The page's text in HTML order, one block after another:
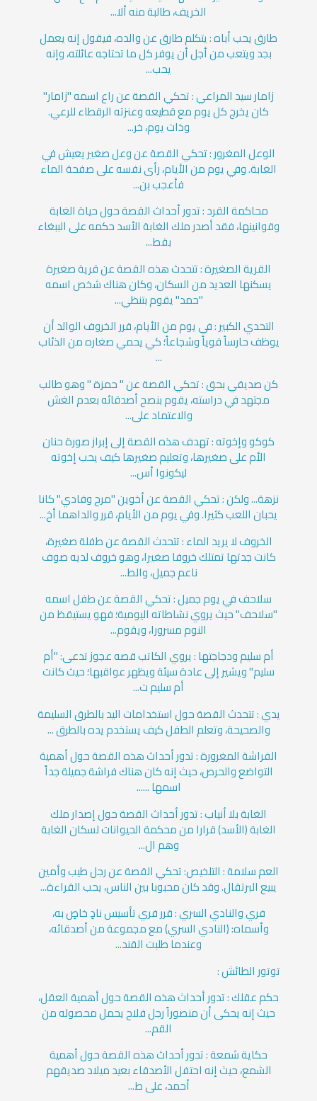
الخريف، طالبة منه ألا...
طارق يحب أباه : يتكلم طارق عن والده، فيقول إنه يعمل
بجد ويتعب من أجل أن يوفر كل ما تحتاجه عائلته، وإنه
يحب...
زامار سيد المراعي : تحكي القصة عن راع اسمه "زامار"
كان يخرج كل يوم مع قطيعه وعنزته الرقطاء للرعي.
وذات يوم، خر...
الوعل المغرور : تحكي القصة عن وعل صغير يعيش في
الغابة. وفي يوم من الأيام، رأى نفسه على صفحة الماء
فأعجب بن...
محاكمة القرد : تدور أحداث القصة حول حياة الغابة
وقوانينها، فقد أصدر ملك الغابة الأسد حكمه على الببغاء
بقط...
القرية الصغيرة : تتحدث هذه القصة عن قرية صغيرة
يسكنها العديد من السكان، وكان هناك شخص اسمه
"حمد" يقوم بتنظي...
التحدي الكبير : في يوم من الأيام، قرر الخروف الوالد أن
يوظف حارساً قوياً وشجاعاً؛ كي يحمي صغاره من الذئاب
...
كن صديقي بحق : تحكي القصة عن " حمزة " وهو طالب
مجتهد في دراسته، يقوم بنصح أصدقائه بعدم الغش
والاعتماد على...
كوكو وإخوته : تهدف هذه القصة إلى إبراز صورة حنان
الأم على صغيرها، وتعليم صغيرها كيف يحب إخوته
ليكونوا أس...
نزهة... ولكن : تحكي القصة عن أخوين "مرح وفادي" كانا
يحبان اللعب كثيرا. وفي يوم من الأيام، قرر والداهما أخ...
الخروف لا يريد الماء : تتحدث القصة عن طفلة صغيرة،
كانت جدتها تمتلك خروفا صغيرا، وهو خروف لديه صوف
ناعم جميل، والط...
سلاحف في يوم جميل : تحكي القصة عن طفل اسمه
"سلاحف" حيث يروي نشاطاته اليومية؛ فهو يستيقظ من
النوم مسرورا، ويقوم...
أم سليم ودجاجتها : يروي الكاتب قصه عجوز تدعى: "أم
سليم" ويشير إلى عادة سيئة ويظهر عواقبها؛ حيث كانت
أم سليم ت...
يدي : تتحدث القصة حول استخدامات اليد بالطرق السليمة
والصحيحة، وتعلم الطفل كيف يستخدم يده بالطرق ...
الفراشة المغرورة : تدور أحداث هذه القصة حول أهمية
التواضع والحرص، حيث إنه كان هناك فراشة جميلة جداً
اسمها ......
الغابة بلا أنياب : تدور أحداث القصة حول إصدار ملك
الغابة (الأسد) قرارا من محكمة الحيوانات لسكان الغابة
وهم ال...
العم سلامة : التلخيص: تحكي القصة عن رجل طيب وأمين
يبيع البرتقال. وقد كان محبوبا بين الناس، يحب القراءة...
فري والنادي السري : قرر فري تأسيس نادٍ خاصٍ به،
وأسماه: (النادي السري) مع مجموعة من أصدقائه،
وعندما طلبت القند...
توتور الطائش :
حكم عقلك : تدور أحداث هذه القصة حول أهمية العقل،
حيث إنه يحكى أن منصوراً رجل فلاح يحمل محصوله من
القم...
حكاية شمعة : تدور أحداث هذه القصة حول أهمية
الشمع، حيث إنه احتفل الأصدقاء بعيد ميلاد صديقهم
أحمد، على ط...